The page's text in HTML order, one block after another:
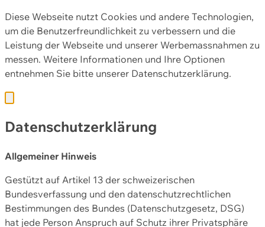
Diese Webseite nutzt Cookies und andere Technologien,
um die Benutzerfreundlichkeit zu verbessern und die
Leistung der Webseite und unserer Werbemassnahmen zu
messen. Weitere Informationen und Ihre Optionen
entnehmen Sie bitte unserer Datenschutzerklärung.
Datenschutzerklärung
Allgemeiner Hinweis
Gestützt auf Artikel 13 der schweizerischen
Bundesverfassung und den datenschutzrechtlichen
Bestimmungen des Bundes (Datenschutzgesetz, DSG)
hat jede Person Anspruch auf Schutz ihrer Privatsphäre